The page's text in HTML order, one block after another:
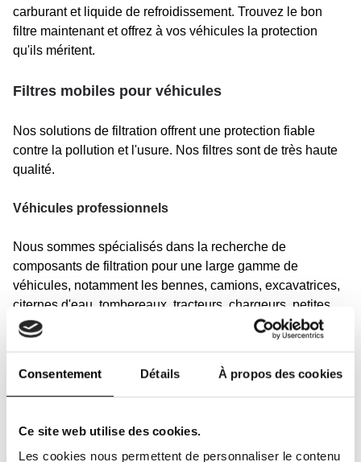
Consentement Détails À propos des cookies
Ce site web utilise des cookies.
Les cookies nous permettent de personnaliser le contenu
carburant et liquide de refroidissement. Trouvez le bon
filtre maintenant et offrez à vos véhicules la protection
qu'ils méritent.
Filtres mobiles pour véhicules
Nos solutions de filtration offrent une protection fiable
contre la pollution et l'usure. Nos filtres sont de très haute
qualité.
Véhicules professionnels
Nous sommes spécialisés dans la recherche de
composants de filtration pour une large gamme de
véhicules, notamment les bennes, camions, excavatrices,
citernes d'eau, tombereaux, tracteurs, chargeurs, petites
grues, pelleteuses, chariots élévateurs ainsi que les
Notre gamme de filtres couvre également toutes marques
encore. Ici, vous trouverez des filtres équivalents et
originaux pour les machines de ces marques et d'autres :